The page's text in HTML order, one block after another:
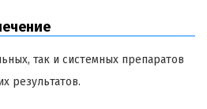
так и системных препаратов
результатов.